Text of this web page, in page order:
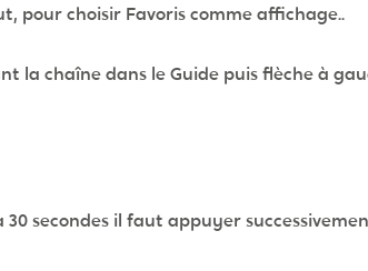
pour choisir Favoris comme affichage..
la chaîne dans le Guide puis flèche à
30 secondes il faut appuyer